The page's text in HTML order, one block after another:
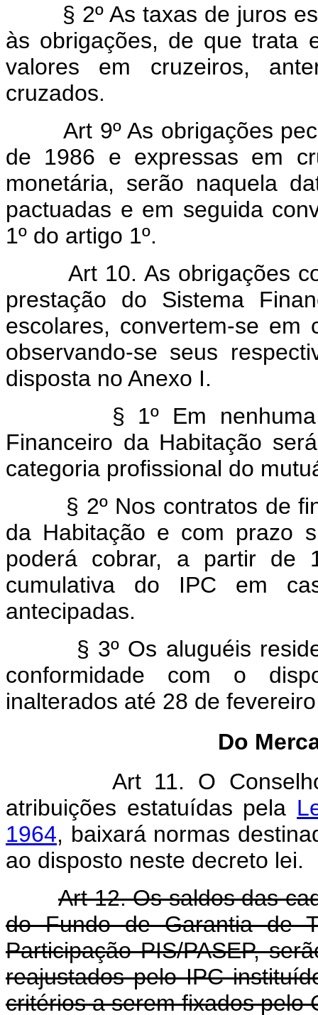
§ 2º As taxas de juros
às obrigações, de que trata
valores em cruzeiros,
cruzados.
Art 9º As obrigações
de 1986 e expressas em
monetária, serão naquela
pactuadas e em seguida
1º do artigo 1º.
Art 10. As obrigações
prestação do Sistema
escolares, convertem-se
observando-se seus
disposta no Anexo I.
§ 1º Em nenhuma
Financeiro da Habitação
categoria profissional do
§ 2º Nos contratos de
da Habitação e com prazo
poderá cobrar, a partir de
cumulativa do IPC em
antecipadas.
§ 3º Os aluguéis
conformidade com o
inalterados até 28 de
Do
Art 11. O
atribuições estatuídas pela
1964, baixará normas
ao disposto neste decreto lei.
Art 12. Os saldos das
do Fundo de Garantia de
Participação PIS/PASEP,
reajustados pelo IPC
critérios a serem fixados pelo